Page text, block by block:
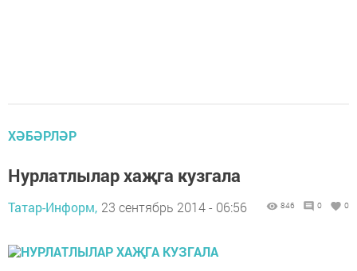
ХӘБӘРЛӘР
Нурлатлылар хаҗга кузгала
Татар-Информ, 23 сентябрь 2014 - 06:56 846 0 0